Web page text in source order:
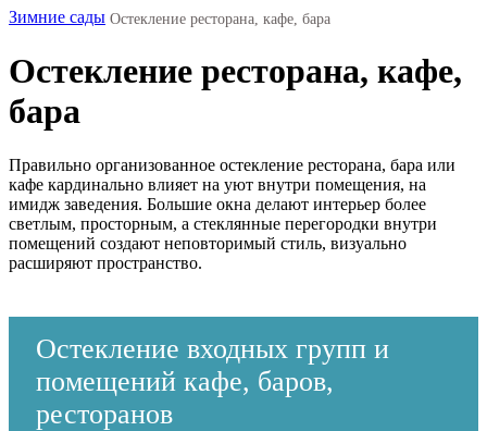
Зимние сады Остекление ресторана, кафе, бара
Остекление ресторана, кафе,
бара
Правильно организованное остекление ресторана, бара или
кафе кардинально влияет на уют внутри помещения, на
имидж заведения. Большие окна делают интерьер более
светлым, просторным, а стеклянные перегородки внутри
помещений создают неповторимый стиль, визуально
расширяют пространство.
Остекление входных групп и
помещений кафе, баров,
ресторанов